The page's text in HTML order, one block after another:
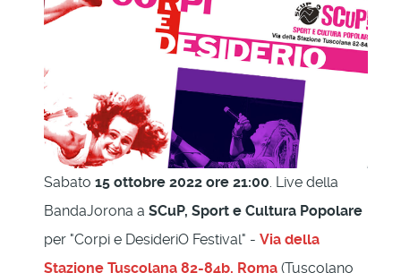
Sabato 15 ottobre 2022 ore 21:00 . Live della
BandaJorona a SCuP, Sport e Cultura Popolare
per "Corpi e DesideriO Festival" - Via della
Stazione Tuscolana 82-84b, Roma (Tuscolano